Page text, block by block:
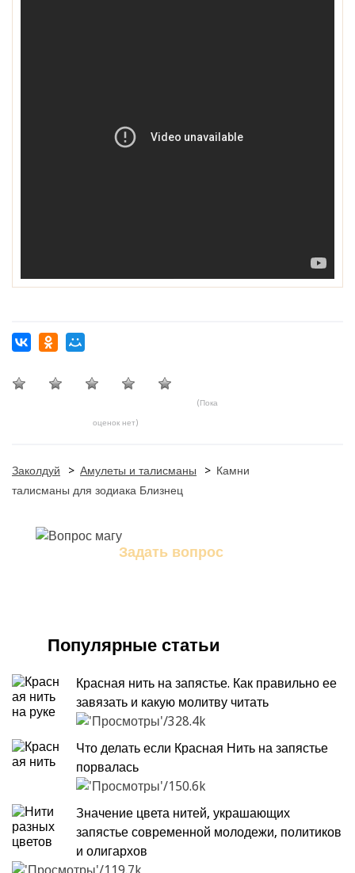
(Пока
оценок нет)
Заколдуй > Амулеты и талисманы > Камни
талисманы для зодиака Близнец
Задать вопрос
Популярные статьи
Красная нить на запястье. Как правильно ее
завязать и какую молитву читать
328.4k
Что делать если Красная Нить на запястье
порвалась
150.6k
Значение цвета нитей, украшающих
запястье современной молодежи, политиков
и олигархов